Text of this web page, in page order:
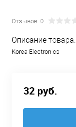
Отзывов: 0
Описание товара:
Korea Electronics
32 руб.